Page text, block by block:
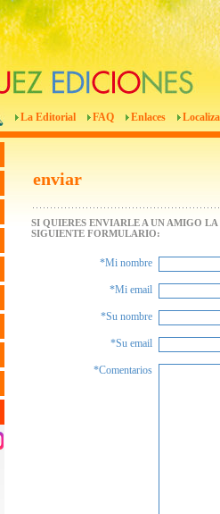
La Editorial FAQ Enlaces
enviar
SI QUIERES ENVIARLE A UN AMIGO
SIGUIENTE FORMULARIO:
*Mi nombre
*Mi email
*Su nombre
*Su email
*Comentarios